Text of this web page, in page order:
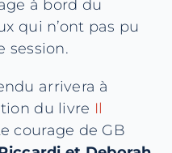
à bord du
qui n’ont pas pu
session.
arrivera à
du livre Il
courage de GB